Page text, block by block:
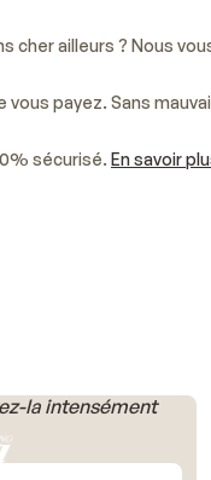
cher ailleurs ? Nous
payez. Sans
sécurisé. En savoir